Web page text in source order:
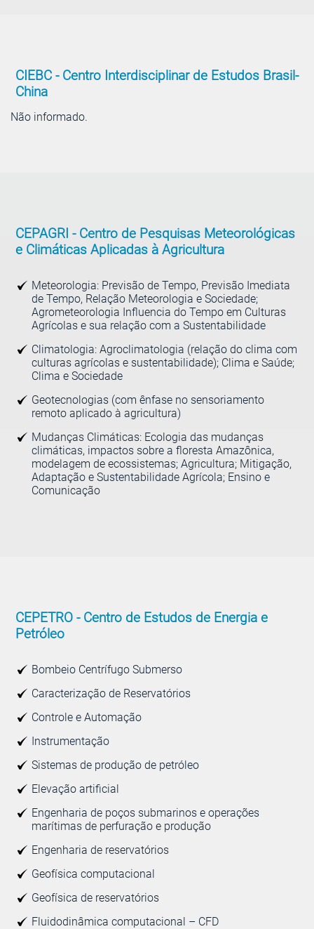
CIEBC -Centro Interdisciplinar de Estudos Brasil-
China
Não informado.
CEPAGRI -Centro de Pesquisas Meteorológicas
e Climáticas Aplicadas à Agricultura
Meteorologia: Previsão de Tempo, Previsão Imediata
de Tempo, Relação Meteorologia e Sociedade;
Agrometeorologia Influencia do Tempo em Culturas
Agrícolas e sua relação com a Sustentabilidade
Climatologia: Agroclimatologia (relação do clima com
culturas agrícolas e sustentabilidade); Clima e Saúde;
Clima e Sociedade
Geotecnologias (com ênfase no sensoriamento
remoto aplicado à agricultura)
Mudanças Climáticas: Ecologia das mudanças
climáticas, impactos sobre a floresta Amazônica,
modelagem de ecossistemas; Agricultura; Mitigação,
Adaptação e Sustentabilidade Agrícola; Ensino e
Comunicação
CEPETRO -Centro de Estudos de Energia e
Petróleo
Bombeio Centrífugo Submerso
Caracterização de Reservatórios
Controle e Automação
Instrumentação
Sistemas de produção de petróleo
Elevação artificial
Engenharia de poços submarinos e operações
marítimas de perfuração e produção
Engenharia de reservatórios
Geofísica computacional
Geofísica de reservatórios
Fluidodinâmica computacional – CFD